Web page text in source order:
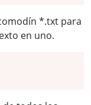
*.txt para
en uno.